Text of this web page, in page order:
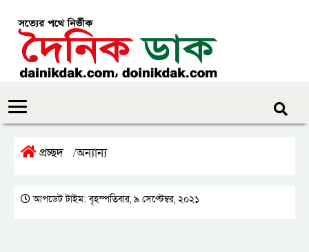
প্রচ্ছদ /অন্যান্য
আপডেট টাইম: বৃহস্পতিবার, ৯ সেপ্টেম্বর, ২০২১